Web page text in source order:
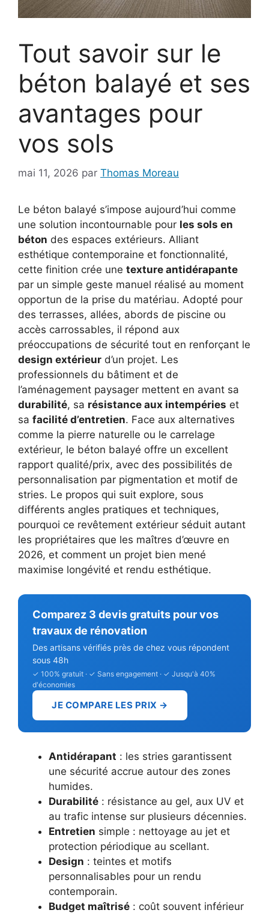
Tout savoir sur le
béton balayé et ses
avantages pour
vos sols
mai 11, 2026 par Thomas Moreau
Le béton balayé s’impose aujourd’hui comme
une solution incontournable pour les sols en
béton des espaces extérieurs. Alliant
esthétique contemporaine et fonctionnalité,
cette finition crée une texture antidérapante
par un simple geste manuel réalisé au moment
opportun de la prise du matériau. Adopté pour
des terrasses, allées, abords de piscine ou
accès carrossables, il répond aux
préoccupations de sécurité tout en renforçant le
design extérieur d’un projet. Les
professionnels du bâtiment et de
l’aménagement paysager mettent en avant sa
durabilité, sa résistance aux intempéries et
sa facilité d’entretien. Face aux alternatives
comme la pierre naturelle ou le carrelage
extérieur, le béton balayé offre un excellent
rapport qualité/prix, avec des possibilités de
personnalisation par pigmentation et motif de
stries. Le propos qui suit explore, sous
différents angles pratiques et techniques,
pourquoi ce revêtement extérieur séduit autant
les propriétaires que les maîtres d’œuvre en
2026, et comment un projet bien mené
maximise longévité et rendu esthétique.
Comparez 3 devis gratuits pour vos
travaux de rénovation
Des artisans vérifiés près de chez vous répondent
sous 48h
✓ 100% gratuit · ✓ Sans engagement · ✓ Jusqu'à 40%
d'économies
JE COMPARE LES PRIX →
Antidérapant : les stries garantissent
une sécurité accrue autour des zones
humides.
Durabilité : résistance au gel, aux UV et
au trafic intense sur plusieurs décennies.
Entretien simple : nettoyage au jet et
protection périodique au scellant.
Design : teintes et motifs
personnalisables pour un rendu
contemporain.
Budget maîtrisé : coût souvent inférieur